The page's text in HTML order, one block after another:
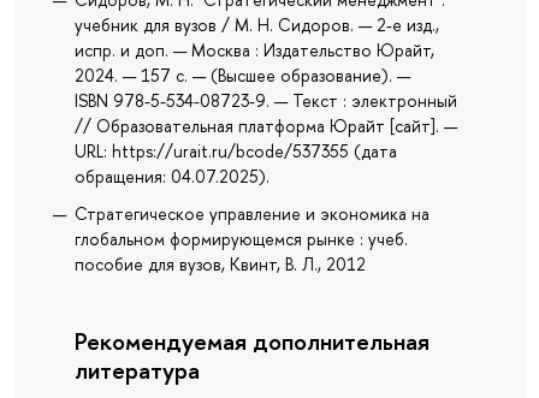
учебник для вузов / М. Н. Сидоров. — 2-е изд.,
испр. и доп. — Москва : Издательство Юрайт,
2024. — 157 с. — (Высшее образование). —
ISBN 978-5-534-08723-9. — Текст : электронный
// Образовательная платформа Юрайт [сайт]. —
URL: https://urait.ru/bcode/537355 (дата
обращения: 04.07.2025).
Стратегическое управление и экономика на
глобальном формирующемся рынке : учеб.
пособие для вузов, Квинт, В. Л., 2012
Рекомендуемая дополнительная
литература